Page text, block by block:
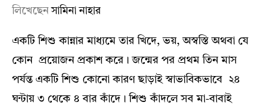
লিখেছেনসামিনা নাহার
একটি শিশু কান্নার মাধ্যমে তার খিদে, ভয়, অস্বস্তি অথবা যে
কোন প্রয়োজন প্রকাশ করে। জন্মের পর প্রথম তিন মাস
পর্যন্ত একটি শিশু কোনো কারণ ছাড়াই স্বাভাবিকভাবে ২৪
ঘন্টায় ৩ থেকে ৪ বার কাঁদে। শিশু কাঁদলে সব মা-বাবাই